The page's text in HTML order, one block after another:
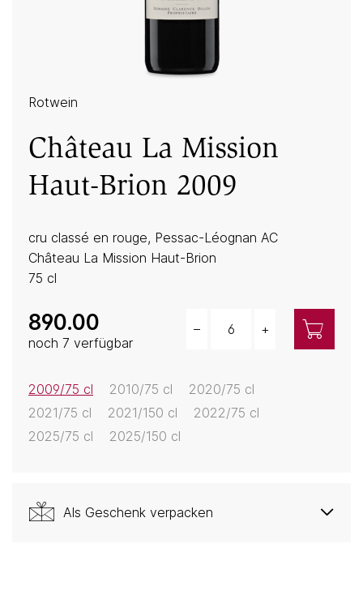
Rotwein
Château La Mission
Haut-Brion 2009
cru classé en rouge, Pessac-Léognan AC
Château La Mission Haut-Brion
75 cl
890.00
noch 7 verfügbar
– +
2009/75 cl 2010/75 cl
2020/75 cl
2021/75 cl
2021/150 cl
2022/75 cl
2025/75 cl
2025/150 cl
Als Geschenk verpacken